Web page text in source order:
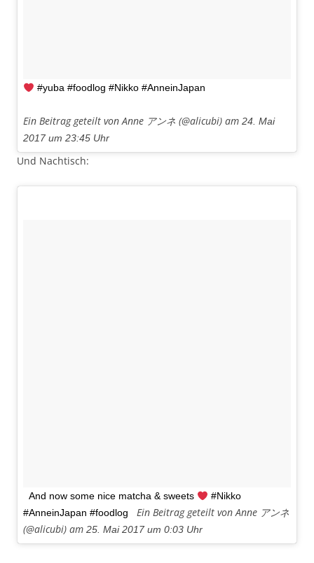
#yuba #foodlog #Nikko #AnneinJapan
Ein Beitrag geteilt von Anne アンネ (@alicubi) am 24. Mai
2017 um 23:45 Uhr
Und Nachtisch:
And now some nice matcha & sweets
#Nikko
#AnneinJapan #foodlog
Ein Beitrag geteilt von Anne アンネ
(@alicubi) am 25. Mai 2017 um 0:03 Uhr